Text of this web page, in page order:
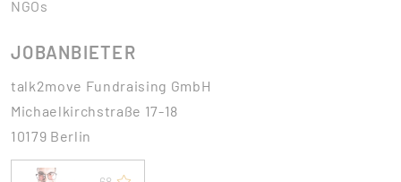
NGOs
JOBANBIETER
talk2move Fundraising GmbH
Michaelkirchstraße 17-18
10179 Berlin